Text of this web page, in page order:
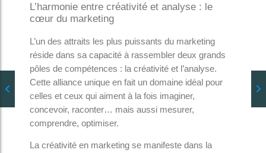
L’harmonie entre créativité et analyse : le
cœur du marketing
L’un des attraits les plus puissants du marketing
réside dans sa capacité à rassembler deux grands
pôles de compétences : la créativité et l’analyse.
Cette alliance unique en fait un domaine idéal pour
celles et ceux qui aiment à la fois imaginer,
concevoir, raconter… mais aussi mesurer,
comprendre, optimiser.
La créativité en marketing se manifeste dans la